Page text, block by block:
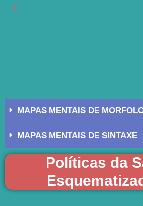
MAPAS MENTAIS DE
MAPAS MENTAIS DE SINTAXE
Políticas da